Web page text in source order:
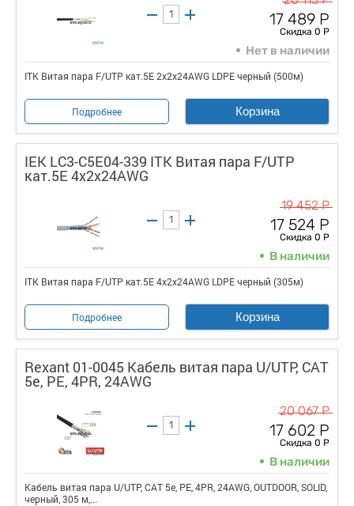
17 489 Р
Скидка 0 Р
Нет в наличии
ITK Витая пара F/UTP кат.5E 2х2х24AWG LDPE черный (500м)
Подробнее Корзина
IEK LC3-C5E04-339 ITK Витая пара F/UTP
кат.5E 4х2х24AWG
19 452 Р
17 524 Р
Скидка 0 Р
В наличии
ITK Витая пара F/UTP кат.5E 4х2х24AWG LDPE черный (305м)
Подробнее Корзина
Rexant 01-0045 Кабель витая пара U/UTP, CAT
5e, PE, 4PR, 24AWG
20 067 Р
17 602 Р
Скидка 0 Р
В наличии
Кабель витая пара U/UTP, CAT 5e, PE, 4PR, 24AWG, OUTDOOR, SOLID,
черный, 305 м,...